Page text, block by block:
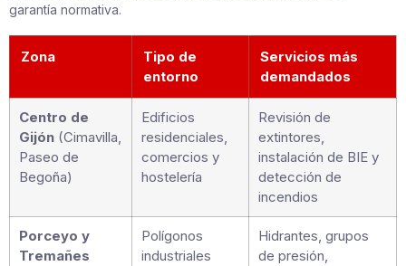
garantía normativa.
Zona
Tipo de
entorno
Servicios más
demandados
Centro de
Gijón (Cimavilla,
Paseo de
Begoña)
Edificios
residenciales,
comercios y
hostelería
Revisión de
extintores,
instalación de BIE y
detección de
incendios
Porceyo y
Tremañes
Polígonos
industriales
Hidrantes, grupos
de presión,